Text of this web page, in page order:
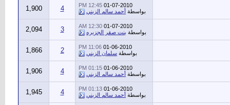
01-07-2010
12:45 PM
بواسطة أحمد سالم الزبني 4
1,900
01-07-2010
12:30 AM
بواسطة بنت صقر الجزيره 3
2,094
01-06-2010
11:06 PM
بواسطة سلمان الزبني 2
1,866
01-06-2010
01:15 PM
بواسطة أحمد سالم الزبني 4
1,906
01-06-2010
01:13 PM
بواسطة أحمد سالم الزبني 4
1,945